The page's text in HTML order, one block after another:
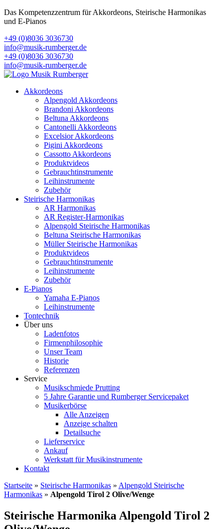
Das Kompetenzzentrum für Akkordeons, Steirische Harmonikas
und E-Pianos
+49 (0)8036 3036730
info@musik-rumberger.de
+49 (0)8036 3036730
info@musik-rumberger.de
Akkordeons
Alpengold Akkordeons
Brandoni Akkordeons
Beltuna Akkordeons
Cantonelli Akkordeons
Excelsior Akkordeons
Pigini Akkordeons
Cassotto Akkordeons
Produktvideos
Gebrauchtinstrumente
Leihinstrumente
Zubehör
Steirische Harmonikas
AR Harmonikas
AR Register-Harmonikas
Alpengold Steirische Harmonikas
Beltuna Steirische Harmonikas
Müller Steirische Harmonikas
Produktvideos
Gebrauchtinstrumente
Leihinstrumente
Zubehör
E-Pianos
Yamaha E-Pianos
Leihinstrumente
Tontechnik
Über uns
Ladenfotos
Firmenphilosophie
Unser Team
Historie
Referenzen
Service
Musikschmiede Prutting
5 Jahre Garantie und Rumberger Servicepaket
Musikerbörse
Alle Anzeigen
Anzeige schalten
Detailsuche
Lieferservice
Ankauf
Werkstatt für Musikinstrumente
Kontakt
Startseite » Steirische Harmonikas » Alpengold Steirische
Harmonikas » Alpengold Tirol 2 Olive/Wenge
Steirische Harmonika Alpengold Tirol 2